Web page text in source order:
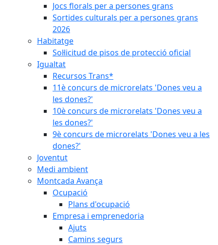
Jocs florals per a persones grans
Sortides culturals per a persones grans
2026
Habitatge
Sol·licitud de pisos de protecció oficial
Igualtat
Recursos Trans*
11è concurs de microrelats 'Dones veu a
les dones?'
10è concurs de microrelats 'Dones veu a
les dones?'
9è concurs de microrelats 'Dones veu a les
dones?'
Joventut
Medi ambient
Montcada Avança
Ocupació
Plans d'ocupació
Empresa i emprenedoria
Ajuts
Camins segurs